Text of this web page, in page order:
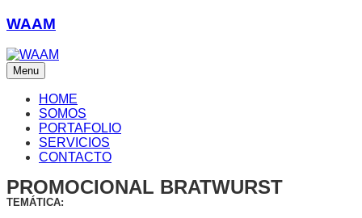
WAAM
Menu
HOME
SOMOS
PORTAFOLIO
SERVICIOS
CONTACTO
PROMOCIONAL BRATWURST
TEMÁTICA: